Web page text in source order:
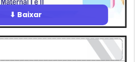
⬇ Baixar